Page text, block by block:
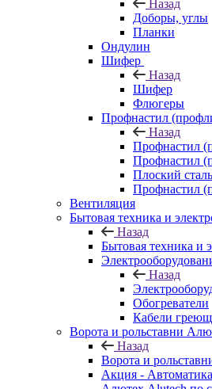
Назад
Доборы, углы
Планки
Ондулин
Шифер
Назад
Шифер
Флюгеры
Профнастил
Назад
Профнастил
Профнастил
Плоский
Профнастил
Вентиляция
Бытовая техника и
Назад
Бытовая техника и
Назад
Обогреватели
Кабели
Ворота и рольставни
Назад
Ворота и
Акция -